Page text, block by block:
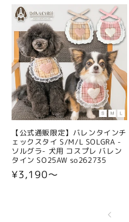
【公式通販限定】バレンタインチ
ェックスタイ S/M/L SOLGRA -
ソルグラ- 犬用 コスプレ バレン
タイン SO25AW so262735
通
¥3,190〜